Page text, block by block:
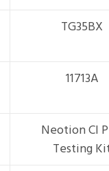
TG35BX
11713A
Neotion CI
Testing